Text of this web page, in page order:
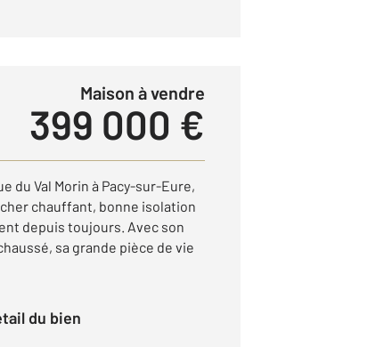
Maison à vendre
399 000 €
du Val Morin à Pacy-sur-Eure,
chauffant, bonne isolation
depuis toujours. Avec son
sa grande pièce de vie
du bien